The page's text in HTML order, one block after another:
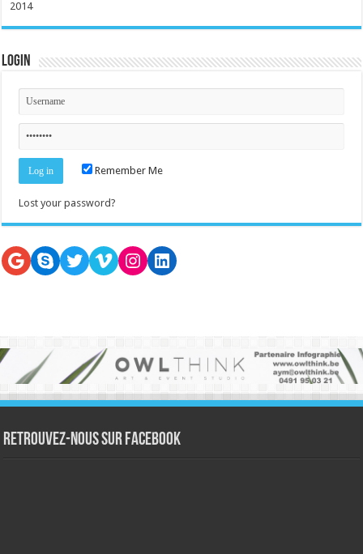
2014
Login
Remember Me
Lost your password?
Google
SkypeTwitter
VimeoInstagram
LinkedIn
Retrouvez-nous sur Facebook